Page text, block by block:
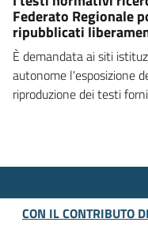
Federato Regionale
ripubblicati
È demandata ai siti
autonome l'esposizione
riproduzione dei testi
CON IL CONTRIBUTO DI